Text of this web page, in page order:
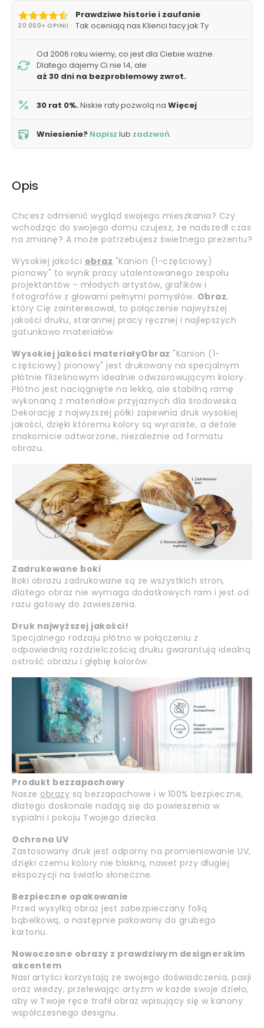
20 000+ OPINII
Prawdziwe historie i zaufanie
Tak oceniają nas Klienci tacy jak Ty
Od 2006 roku wiemy, co jest dla Ciebie ważne.
Dlatego dajemy Ci nie 14, ale
aż 30 dni na bezproblemowy zwrot.
30 rat 0%.Niskie raty pozwolą na Więcej
Wniesienie? Napisz lub zadzwoń.
Opis
Chcesz odmienić wygląd swojego mieszkania? Czy
wchodząc do swojego domu czujesz, że nadszedł czas
na zmianę? A może potrzebujesz świetnego prezentu?
Wysokiej jakości obraz "Kanion (1-częściowy)
pionowy" to wynik pracy utalentowanego zespołu
projektantów – młodych artystów, grafików i
fotografów z głowami pełnymi pomysłów. Obraz,
który Cię zainteresował, to połączenie najwyższej
jakości druku, starannej pracy ręcznej i najlepszych
gatunkowo materiałów.
Wysokiej jakości materiałyObraz "Kanion (1-
częściowy) pionowy" jest drukowany na specjalnym
płótnie flizelinowym idealnie odwzorowującym kolory.
Płótno jest naciągnięte na lekką, ale stabilną ramę
wykonaną z materiałów przyjaznych dla środowiska.
Dekorację z najwyższej półki zapewnia druk wysokiej
jakości, dzięki któremu kolory są wyraziste, a detale
znakomicie odtworzone, niezależnie od formatu
obrazu.
Zadrukowane boki
Boki obrazu zadrukowane są ze wszystkich stron,
dlatego obraz nie wymaga dodatkowych ram i jest od
razu gotowy do zawieszenia.
Druk najwyższej jakości!
Specjalnego rodzaju płótno w połączeniu z
odpowiednią rozdzielczością druku gwarantują idealną
ostrość obrazu i głębię kolorów.
Produkt bezzapachowy
Nasze obrazy są bezzapachowe i w 100% bezpieczne,
dlatego doskonale nadają się do powieszenia w
sypialni i pokoju Twojego dziecka.
Ochrona UV
Zastosowany druk jest odporny na promieniowanie UV,
dzięki czemu kolory nie blakną, nawet przy długiej
ekspozycji na światło słoneczne.
Bezpieczne opakowanie
Przed wysyłką obraz jest zabezpieczany folią
bąbelkową, a następnie pakowany do grubego
kartonu.
Nowoczesne obrazy z prawdziwym designerskim
akcentem
Nasi artyści korzystają ze swojego doświadczenia, pasji
oraz wiedzy, przelewając artyzm w każde swoje dzieło,
aby w Twoje ręce trafił obraz wpisujący się w kanony
współczesnego designu.